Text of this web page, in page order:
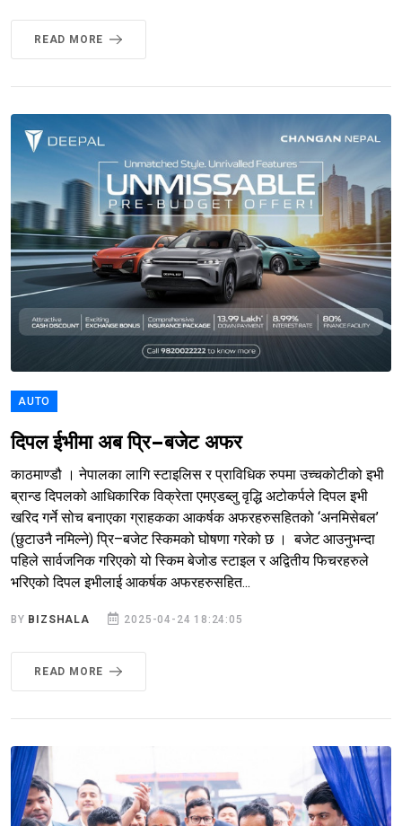
READ MORE
AUTO
दिपल ईभीमा अब प्रि–बजेट अफर
काठमाण्डौ । नेपालका लागि स्टाइलिस र प्राविधिक रुपमा उच्चकोटीको इभी
ब्रान्ड दिपलको आधिकारिक विक्रेता एमएडब्लु वृद्धि अटोकर्पले दिपल इभी
खरिद गर्ने सोच बनाएका ग्राहकका आकर्षक अफरहरुसहितको ‘अनमिसेबल’
(छुटाउनै नमिल्ने) प्रि–बजेट स्किमको घोषणा गरेको छ । बजेट आउनुभन्दा
पहिले सार्वजनिक गरिएको यो स्किम बेजोड स्टाइल र अद्वितीय फिचरहरुले
भरिएको दिपल इभीलाई आकर्षक अफरहरुसहित...
BY BIZSHALA 2025-04-24 18:24:05
READ MORE